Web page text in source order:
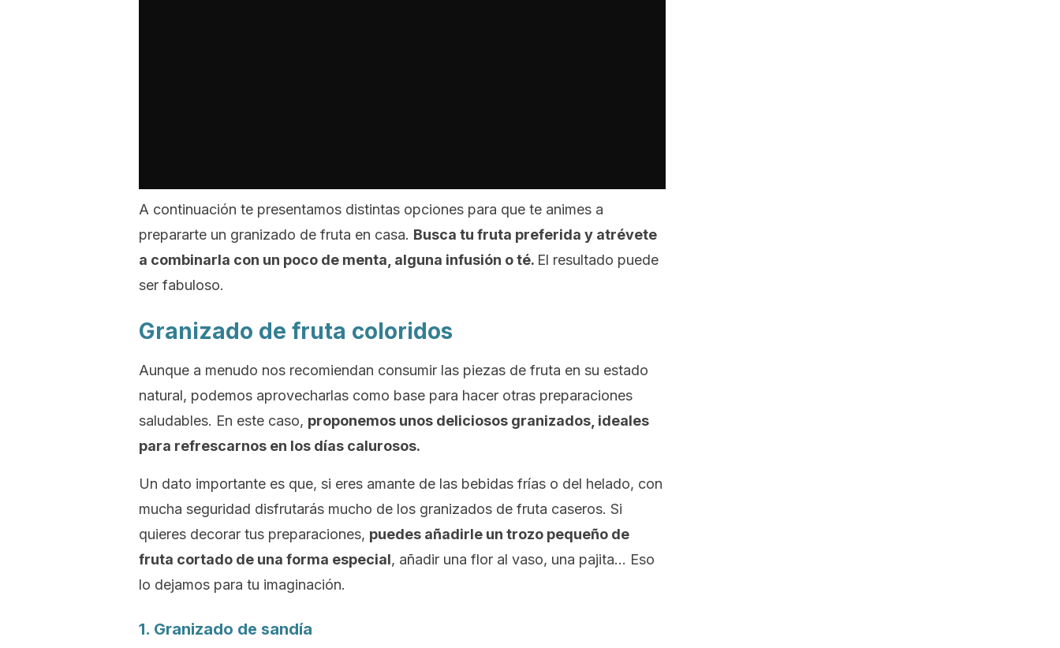
A continuación te presentamos distintas opciones para que te animes a
prepararte un granizado de fruta en casa. Busca tu fruta preferida y atrévete
a combinarla con un poco de menta, alguna infusión o té. El resultado puede
ser fabuloso.
Granizado de fruta coloridos
Aunque a menudo nos recomiendan consumir las piezas de fruta en su estado
natural, podemos aprovecharlas como base para hacer otras preparaciones
saludables. En este caso, proponemos unos deliciosos granizados, ideales
para refrescarnos en los días calurosos.
Un dato importante es que, si eres amante de las bebidas frías o del helado, con
mucha seguridad disfrutarás mucho de los granizados de fruta caseros. Si
quieres decorar tus preparaciones, puedes añadirle un trozo pequeño de
fruta cortado de una forma especial, añadir una flor al vaso, una pajita… Eso
lo dejamos para tu imaginación.
1. Granizado de sandía